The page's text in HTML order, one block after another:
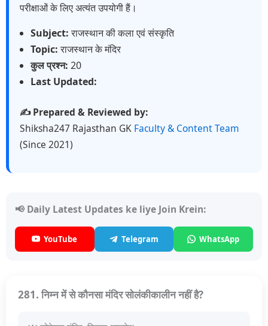
परीक्षाओं के लिए अत्यंत उपयोगी हैं।
Subject:राजस्थान की कला एवं संस्कृति
Topic:राजस्थान के मंदिर
कुल प्रश्न: 20
Last Updated:
✍️ Prepared & Reviewed by:
Shiksha247 Rajasthan GK Faculty & Content Team
(Since 2021)
📢 Daily Latest Updates ke liye Join Krein:
YouTube Telegram WhatsApp
281. निम्न में से कौनसा मंदिर सोलंकीकालीन नहीं है?